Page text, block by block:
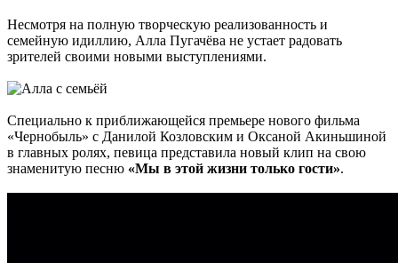
Несмотря на полную творческую реализованность и
семейную идиллию, Алла Пугачёва не устает радовать
зрителей своими новыми выступлениями.
Специально к приближающейся премьере нового фильма
«Чернобыль» с Данилой Козловским и Оксаной Акиньшиной
в главных ролях, певица представила новый клип на свою
знаменитую песню «Мы в этой жизни только гости».